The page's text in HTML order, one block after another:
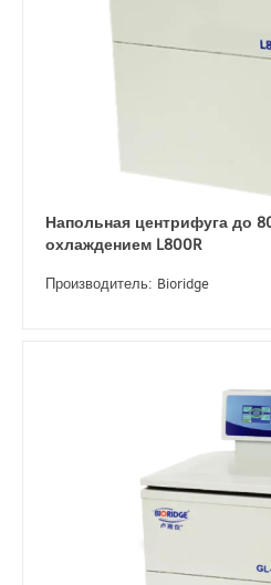
Напольная центрифуга до
охлаждением L800R
Производитель: Bioridge